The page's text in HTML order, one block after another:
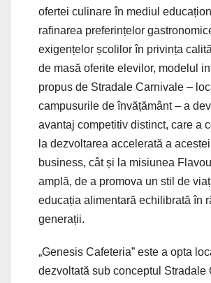
ofertei culinare în mediul
rafinarea preferințelor
exigențelor școlilor în privința
de masă oferite elevilor, modelul
propus de Stradale Carnivale –
campusurile de învățământ – a
avantaj competitiv distinct, care a
la dezvoltarea accelerată a
business, cât și la misiunea
amplă, de a promova un stil de
educația alimentară echilibrată în
generații.
„Genesis Cafeteria” este a opta
dezvoltată sub conceptul Stradale